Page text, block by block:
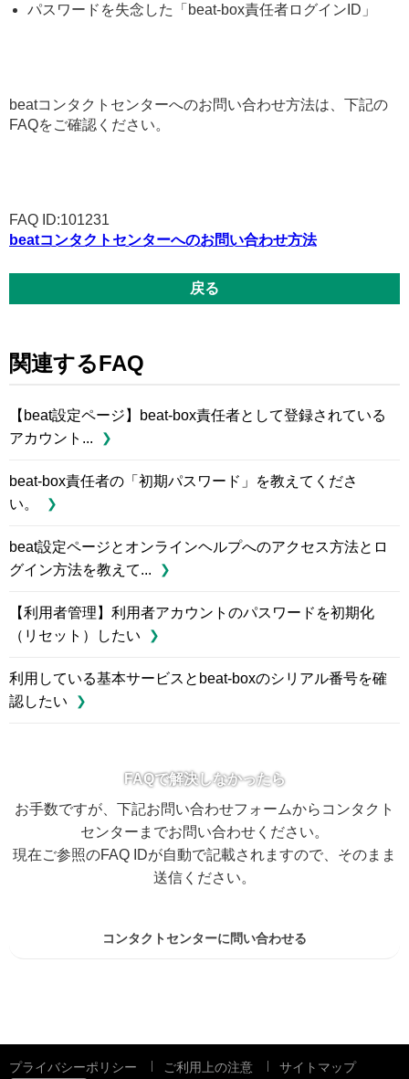
パスワードを失念した「beat-box責任者ログインID」
beatコンタクトセンターへのお問い合わせ方法は、下記の
FAQをご確認ください。
FAQ ID:101231
beatコンタクトセンターへのお問い合わせ方法
戻る
関連するFAQ
【beat設定ページ】beat-box責任者として登録されている
アカウント...
beat-box責任者の「初期パスワード」を教えてくださ
い。
beat設定ページとオンラインヘルプへのアクセス方法とロ
グイン方法を教えて...
【利用者管理】利用者アカウントのパスワードを初期化
（リセット）したい
利用している基本サービスとbeat-boxのシリアル番号を確
認したい
FAQで解決しなかったら
お手数ですが、下記お問い合わせフォームからコンタクト
センターまでお問い合わせください。
現在ご参照のFAQ IDが自動で記載されますので、そのまま
送信ください。
コンタクトセンターに問い合わせる
プライバシーポリシー ご利用上の注意 サイトマップ